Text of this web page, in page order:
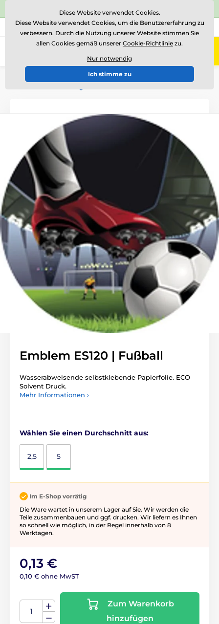
⭐Siehe 504 verifizierte Bewertungen auf
Rufen Sie uns an (Mo-Fr 15-18) +43 676 361 37 22
0
Einführung
Logotypen und Embleme
Emblem ES120 | Fußball
Wasserabweisende selbstklebende Papierfolie. ECO
Solvent Druck.
Mehr Informationen ›
Wählen Sie einen Durchschnitt aus:
2,5 5
Im E-Shop vorrätig
Die Ware wartet in unserem Lager auf Sie. Wir werden die
Teile zusammenbauen und ggf. drucken. Wir liefern es Ihnen
so schnell wie möglich, in der Regel innerhalb von 8
Werktagen.
0,13 €
0,10 € ohne MwST
Zum Warenkorb
hinzufügen
Diese Website verwendet Cookies.
Diese Website verwendet Cookies, um die Benutzererfahrung zu
verbessern. Durch die Nutzung unserer Website stimmen Sie
allen Cookies gemäß unserer Cookie-Richtlinie zu.
Nur notwendig
Ich stimme zu